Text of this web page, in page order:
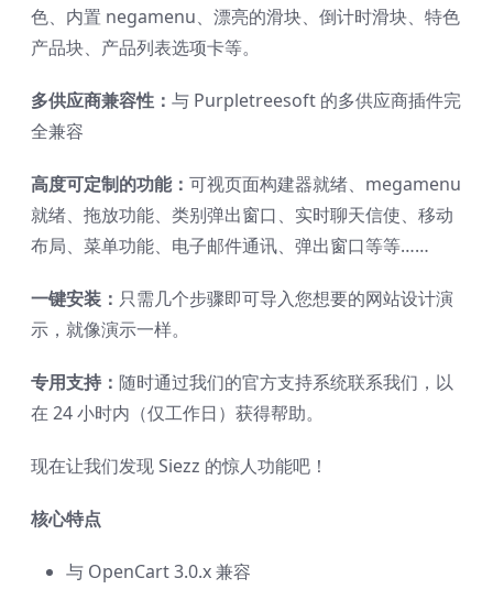
色、内置 negamenu、漂亮的滑块、倒计时滑块、特色
产品块、产品列表选项卡等。
多供应商兼容性： 与 Purpletreesoft 的多供应商插件完
全兼容
高度可定制的功能： 可视页面构建器就绪、megamenu
就绪、拖放功能、类别弹出窗口、实时聊天信使、移动
布局、菜单功能、电子邮件通讯、弹出窗口等等……
一键安装： 只需几个步骤即可导入您想要的网站设计演
示，就像演示一样。
专用支持： 随时通过我们的官方支持系统联系我们，以
在 24 小时内（仅工作日）获得帮助。
现在让我们发现 Siezz 的惊人功能吧！
核心特点
与 OpenCart 3.0.x 兼容